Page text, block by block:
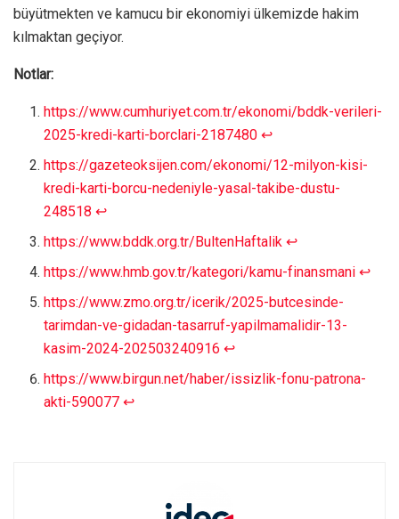
büyütmekten ve kamucu bir ekonomiyi ülkemizde hakim
kılmaktan geçiyor.
Notlar:
https://www.cumhuriyet.com.tr/ekonomi/bddk-verileri-
2025-kredi-karti-borclari-2187480 ↩︎
https://gazeteoksijen.com/ekonomi/12-milyon-kisi-
kredi-karti-borcu-nedeniyle-yasal-takibe-dustu-
248518 ↩︎
https://www.bddk.org.tr/BultenHaftalik ↩︎
https://www.hmb.gov.tr/kategori/kamu-finansmani ↩︎
https://www.zmo.org.tr/icerik/2025-butcesinde-
tarimdan-ve-gidadan-tasarruf-yapilmamalidir-13-
kasim-2024-202503240916 ↩︎
https://www.birgun.net/haber/issizlik-fonu-patrona-
akti-590077 ↩︎